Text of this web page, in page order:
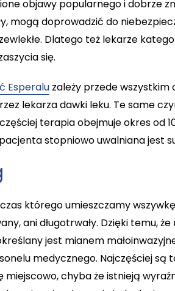
objawy popularnego i dobrze
mogą doprowadzić do
Dlatego też lekarze
się.
Esperaluzależy przede wszystkim
lekarza dawki leku. Te same
terapia obejmuje okres od
stopniowo uwalniana jest
którego umieszczamy
ani długotrwały. Dzięki temu,
jest mianem
medycznego. Najczęściej są
miejscowo, chyba że istnieją